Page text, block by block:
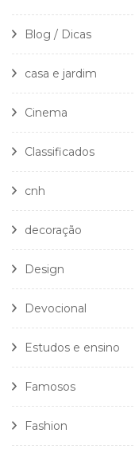
Blog / Dicas
casa e jardim
Cinema
Classificados
cnh
decoração
Design
Devocional
Estudos e ensino
Famosos
Fashion